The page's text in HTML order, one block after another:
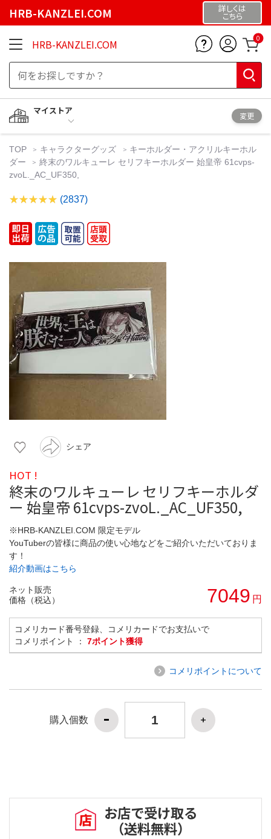
HRB-KANZLEI.COM 詳しくは
こちら
HRB-KANZLEI.COM 0
マイストア
変更
TOP キャラクターグッズ
キーホルダー・アクリルキーホル
ダー
終末のワルキューレ セリフキーホルダー 始皇帝 61cvps-
zvoL._AC_UF350,
(2837)
シェア
HOT !
終末のワルキューレ セリフキーホルダ
ー 始皇帝 61cvps-zvoL._AC_UF350,
※HRB-KANZLEI.COM 限定モデル
YouTuberの皆様に商品の使い心地などをご紹介いただいておりま
す！
紹介動画はこちら
ネット販売
価格（税込）
7049 円
コメリカード番号登録、コメリカードでお支払いで
コメリポイント ： 7ポイント獲得
コメリポイントについて
購入個数
お店で受け取る
（送料無料）